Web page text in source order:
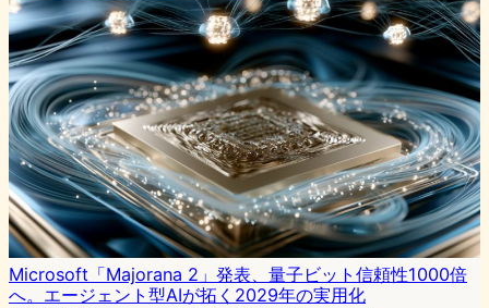
Microsoft「Majorana 2」発表、量子ビット信頼性1000倍
へ。エージェント型AIが拓く2029年の実用化